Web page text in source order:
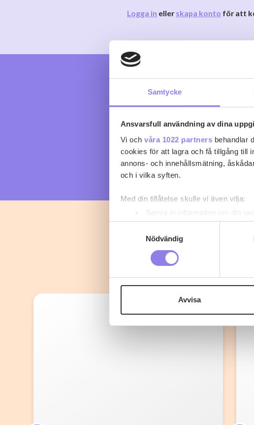
Samtycke
Ansvarsfull användning av dina
Vi och våra 1022 partners behandlar
cookies för att lagra och få tillgång till
annons- och innehållsmätning,
och i vilka syften.
Med din tillåtelse skulle vi även vilja:
Samla in information om din
Identifiera din enhet genom
Ta reda på mer om hur dina
eller dra tillbaka ditt samtycke när
eller äldre. Genom att besöka
Nödvändig
Avvisa
Logga in eller skapa konto för att